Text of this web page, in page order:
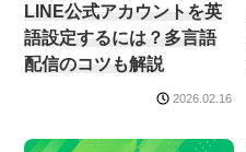
LINE公式アカウントを英
語設定するには？多言語
配信のコツも解説
2026.02.16